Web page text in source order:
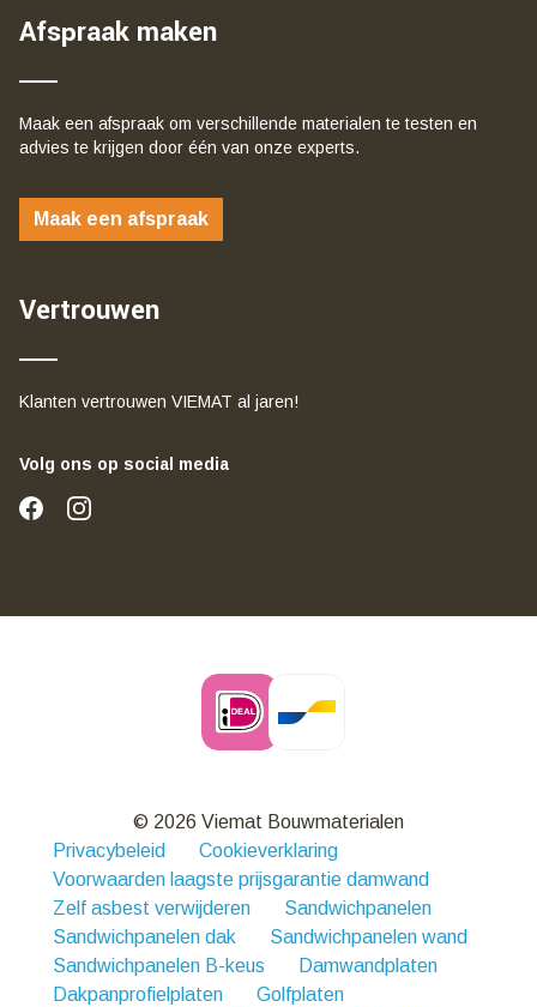
Afspraak maken
Maak een afspraak om verschillende materialen te testen en
advies te krijgen door één van onze experts.
Maak een afspraak
Vertrouwen
Klanten vertrouwen VIEMAT al jaren!
Volg ons op social media
© 2026 Viemat Bouwmaterialen
Privacybeleid
Cookieverklaring
Voorwaarden laagste prijsgarantie damwand
Zelf asbest verwijderen
Sandwichpanelen
Sandwichpanelen dak
Sandwichpanelen wand
Sandwichpanelen B-keus
Damwandplaten
Dakpanprofielplaten
Golfplaten